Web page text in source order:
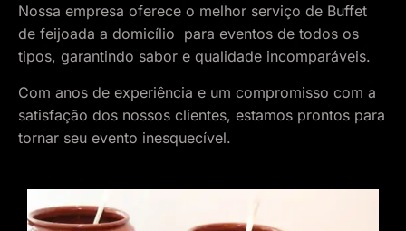
Nossa empresa oferece o melhor serviço de Buffet
de feijoada a domicílio para eventos de todos os
tipos, garantindo sabor e qualidade incomparáveis.
Com anos de experiência e um compromisso com a
satisfação dos nossos clientes, estamos prontos para
tornar seu evento inesquecível.